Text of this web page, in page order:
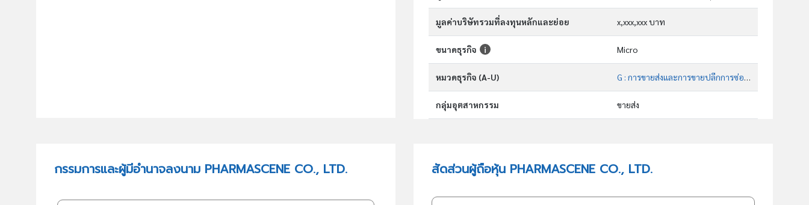
มูลค่าบริษัทรวมที่ลงทุนหลักและย่อย x,xxx,xxx บาท
ขนาดธุรกิจ Micro
หมวดธุรกิจ (A-U) G : การขายส่งและการขายปลีกการซ่อมยานยนต์และ จักรยานยนต์
กลุ่มอุตสาหกรรม ขายส่ง
กรรมการและผู้มีอำนาจลงนาม PHARMASCENE CO., LTD. สัดส่วนผู้ถือหุ้น PHARMASCENE CO., LTD.